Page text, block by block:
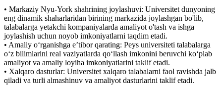
• Markaziy Nyu-York shahrining joylashuvi: Universitet dunyoning
eng dinamik shaharlaridan birining markazida joylashgan bo'lib,
talabalarga yetakchi kompaniyalarda amaliyot o'tash va ishga
joylashish uchun noyob imkoniyatlarni taqdim etadi.
• Amaliy o‘rganishga e’tibor qarating: Peys universiteti talabalarga
o‘z bilimlarini real vaziyatlarda qo‘llash imkonini beruvchi ko‘plab
amaliyot va amaliy loyiha imkoniyatlarini taklif etadi.
• Xalqaro dasturlar: Universitet xalqaro talabalarni faol ravishda jalb
qiladi va turli almashinuv va amaliyot dasturlarini taklif etadi.